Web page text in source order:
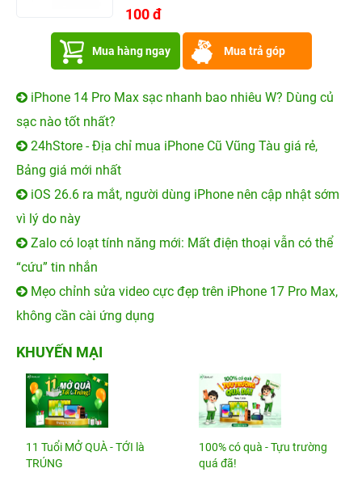
100 đ
Mua hàng ngay Mua trả góp
iPhone 14 Pro Max sạc nhanh bao nhiêu W? Dùng củ
sạc nào tốt nhất?
24hStore - Địa chỉ mua iPhone Cũ Vũng Tàu giá rẻ,
Bảng giá mới nhất
iOS 26.6 ra mắt, người dùng iPhone nên cập nhật sớm
vì lý do này
Zalo có loạt tính năng mới: Mất điện thoại vẫn có thể
“cứu” tin nhắn
Mẹo chỉnh sửa video cực đẹp trên iPhone 17 Pro Max,
không cần cài ứng dụng
KHUYẾN MẠI
11 Tuổi MỞ QUÀ - TỚI là
TRÚNG
100% có quà - Tựu trường
quá đã!